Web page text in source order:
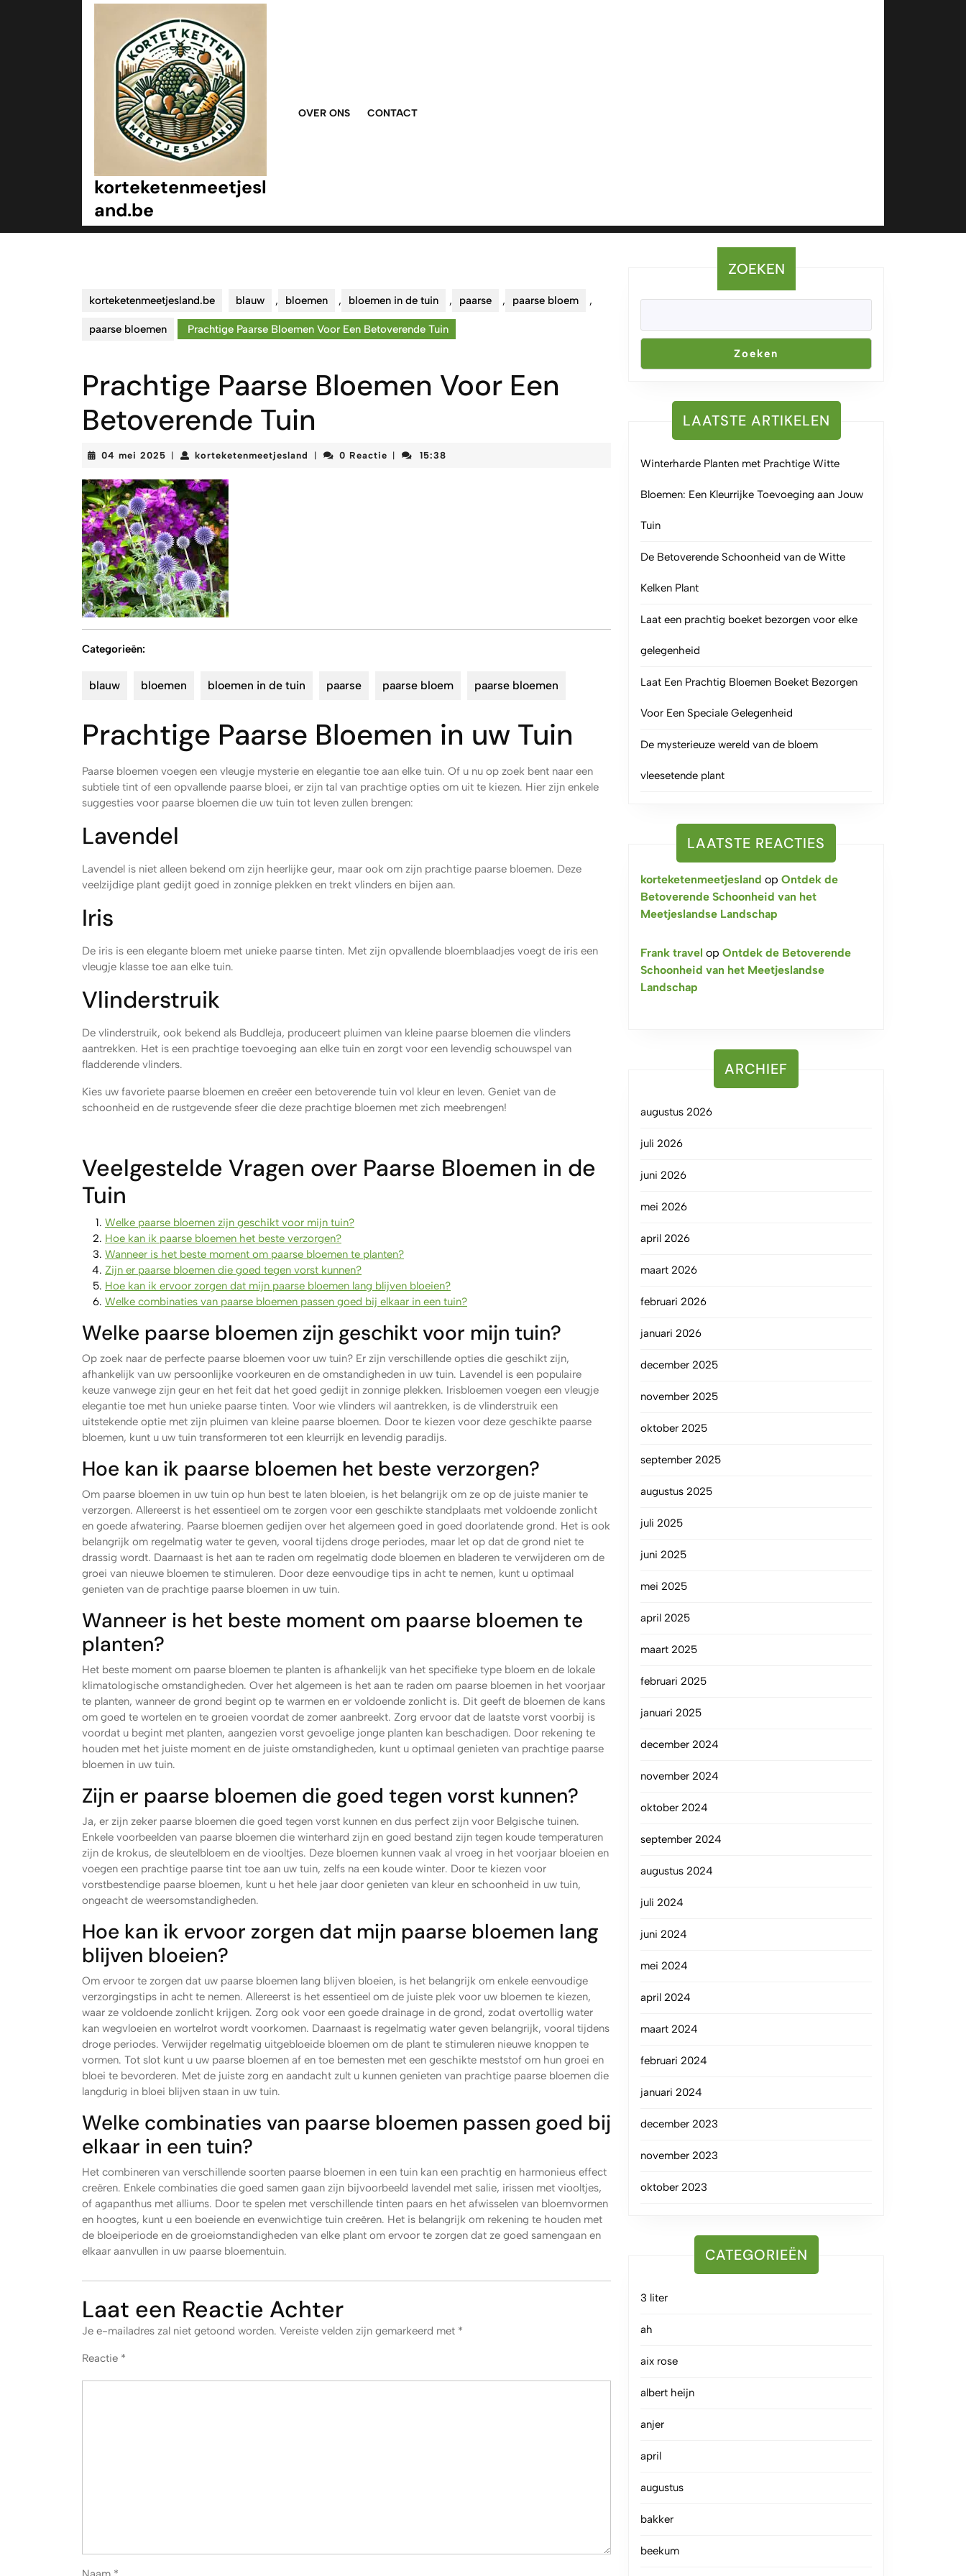
korteketenmeetjesl
and.be
OVER ONS CONTACT
korteketenmeetjesland.be blauw , bloemen , bloemen in de tuin , paarse , paarse bloem ,
paarse bloemen Prachtige Paarse Bloemen Voor Een Betoverende Tuin
Prachtige Paarse Bloemen Voor Een
Betoverende Tuin
04 mei 2025 04
2025
korteketenmeetjesland korteketenmeetjesland
0 Reactie 15:38
Categorieën:
blauw bloemen bloemen in de tuin paarse paarse bloem paarse bloemen
Prachtige Paarse Bloemen in uw Tuin
Paarse bloemen voegen een vleugje mysterie en elegantie toe aan elke tuin. Of u nu op zoek bent naar een
subtiele tint of een opvallende paarse bloei, er zijn tal van prachtige opties om uit te kiezen. Hier zijn enkele
suggesties voor paarse bloemen die uw tuin tot leven zullen brengen:
Lavendel
Lavendel is niet alleen bekend om zijn heerlijke geur, maar ook om zijn prachtige paarse bloemen. Deze
veelzijdige plant gedijt goed in zonnige plekken en trekt vlinders en bijen aan.
Iris
De iris is een elegante bloem met unieke paarse tinten. Met zijn opvallende bloemblaadjes voegt de iris een
vleugje klasse toe aan elke tuin.
Vlinderstruik
De vlinderstruik, ook bekend als Buddleja, produceert pluimen van kleine paarse bloemen die vlinders
aantrekken. Het is een prachtige toevoeging aan elke tuin en zorgt voor een levendig schouwspel van
fladderende vlinders.
Kies uw favoriete paarse bloemen en creëer een betoverende tuin vol kleur en leven. Geniet van de
schoonheid en de rustgevende sfeer die deze prachtige bloemen met zich meebrengen!
Veelgestelde Vragen over Paarse Bloemen in de
Tuin
Welke paarse bloemen zijn geschikt voor mijn tuin?
Hoe kan ik paarse bloemen het beste verzorgen?
Wanneer is het beste moment om paarse bloemen te planten?
Zijn er paarse bloemen die goed tegen vorst kunnen?
Hoe kan ik ervoor zorgen dat mijn paarse bloemen lang blijven bloeien?
Welke combinaties van paarse bloemen passen goed bij elkaar in een tuin?
Welke paarse bloemen zijn geschikt voor mijn tuin?
Op zoek naar de perfecte paarse bloemen voor uw tuin? Er zijn verschillende opties die geschikt zijn,
afhankelijk van uw persoonlijke voorkeuren en de omstandigheden in uw tuin. Lavendel is een populaire
keuze vanwege zijn geur en het feit dat het goed gedijt in zonnige plekken. Irisbloemen voegen een vleugje
elegantie toe met hun unieke paarse tinten. Voor wie vlinders wil aantrekken, is de vlinderstruik een
uitstekende optie met zijn pluimen van kleine paarse bloemen. Door te kiezen voor deze geschikte paarse
bloemen, kunt u uw tuin transformeren tot een kleurrijk en levendig paradijs.
Hoe kan ik paarse bloemen het beste verzorgen?
Om paarse bloemen in uw tuin op hun best te laten bloeien, is het belangrijk om ze op de juiste manier te
verzorgen. Allereerst is het essentieel om te zorgen voor een geschikte standplaats met voldoende zonlicht
en goede afwatering. Paarse bloemen gedijen over het algemeen goed in goed doorlatende grond. Het is ook
belangrijk om regelmatig water te geven, vooral tijdens droge periodes, maar let op dat de grond niet te
drassig wordt. Daarnaast is het aan te raden om regelmatig dode bloemen en bladeren te verwijderen om de
groei van nieuwe bloemen te stimuleren. Door deze eenvoudige tips in acht te nemen, kunt u optimaal
genieten van de prachtige paarse bloemen in uw tuin.
Wanneer is het beste moment om paarse bloemen te
planten?
Het beste moment om paarse bloemen te planten is afhankelijk van het specifieke type bloem en de lokale
klimatologische omstandigheden. Over het algemeen is het aan te raden om paarse bloemen in het voorjaar
te planten, wanneer de grond begint op te warmen en er voldoende zonlicht is. Dit geeft de bloemen de kans
om goed te wortelen en te groeien voordat de zomer aanbreekt. Zorg ervoor dat de laatste vorst voorbij is
voordat u begint met planten, aangezien vorst gevoelige jonge planten kan beschadigen. Door rekening te
houden met het juiste moment en de juiste omstandigheden, kunt u optimaal genieten van prachtige paarse
bloemen in uw tuin.
Zijn er paarse bloemen die goed tegen vorst kunnen?
Ja, er zijn zeker paarse bloemen die goed tegen vorst kunnen en dus perfect zijn voor Belgische tuinen.
Enkele voorbeelden van paarse bloemen die winterhard zijn en goed bestand zijn tegen koude temperaturen
zijn de krokus, de sleutelbloem en de viooltjes. Deze bloemen kunnen vaak al vroeg in het voorjaar bloeien en
voegen een prachtige paarse tint toe aan uw tuin, zelfs na een koude winter. Door te kiezen voor
vorstbestendige paarse bloemen, kunt u het hele jaar door genieten van kleur en schoonheid in uw tuin,
ongeacht de weersomstandigheden.
Hoe kan ik ervoor zorgen dat mijn paarse bloemen lang
blijven bloeien?
Om ervoor te zorgen dat uw paarse bloemen lang blijven bloeien, is het belangrijk om enkele eenvoudige
verzorgingstips in acht te nemen. Allereerst is het essentieel om de juiste plek voor uw bloemen te kiezen,
waar ze voldoende zonlicht krijgen. Zorg ook voor een goede drainage in de grond, zodat overtollig water
kan wegvloeien en wortelrot wordt voorkomen. Daarnaast is regelmatig water geven belangrijk, vooral tijdens
droge periodes. Verwijder regelmatig uitgebloeide bloemen om de plant te stimuleren nieuwe knoppen te
vormen. Tot slot kunt u uw paarse bloemen af en toe bemesten met een geschikte meststof om hun groei en
bloei te bevorderen. Met de juiste zorg en aandacht zult u kunnen genieten van prachtige paarse bloemen die
langdurig in bloei blijven staan in uw tuin.
Welke combinaties van paarse bloemen passen goed bij
elkaar in een tuin?
Het combineren van verschillende soorten paarse bloemen in een tuin kan een prachtig en harmonieus effect
creëren. Enkele combinaties die goed samen gaan zijn bijvoorbeeld lavendel met salie, irissen met viooltjes,
of agapanthus met alliums. Door te spelen met verschillende tinten paars en het afwisselen van bloemvormen
en hoogtes, kunt u een boeiende en evenwichtige tuin creëren. Het is belangrijk om rekening te houden met
de bloeiperiode en de groeiomstandigheden van elke plant om ervoor te zorgen dat ze goed samengaan en
elkaar aanvullen in uw paarse bloementuin.
Laat een Reactie Achter
Je e-mailadres zal niet getoond worden. Vereiste velden zijn gemarkeerd met *
Reactie *
ZOEKEN
Zoeken
LAATSTE ARTIKELEN
Winterharde Planten met Prachtige Witte
Bloemen: Een Kleurrijke Toevoeging aan Jouw
Tuin
De Betoverende Schoonheid van de Witte
Kelken Plant
Laat een prachtig boeket bezorgen voor elke
gelegenheid
Laat Een Prachtig Bloemen Boeket Bezorgen
Voor Een Speciale Gelegenheid
De mysterieuze wereld van de bloem
vleesetende plant
LAATSTE REACTIES
korteketenmeetjesland op Ontdek de
Betoverende Schoonheid van het
Meetjeslandse Landschap
Frank travel op Ontdek de Betoverende
Schoonheid van het Meetjeslandse
Landschap
ARCHIEF
augustus 2026
juli 2026
juni 2026
mei 2026
april 2026
maart 2026
februari 2026
januari 2026
december 2025
november 2025
oktober 2025
september 2025
augustus 2025
juli 2025
juni 2025
mei 2025
april 2025
maart 2025
februari 2025
januari 2025
december 2024
november 2024
oktober 2024
september 2024
augustus 2024
juli 2024
juni 2024
mei 2024
april 2024
maart 2024
februari 2024
januari 2024
december 2023
november 2023
oktober 2023
CATEGORIEËN
3 liter
ah
aix rose
albert heijn
anjer
april
augustus
bakker
beekum